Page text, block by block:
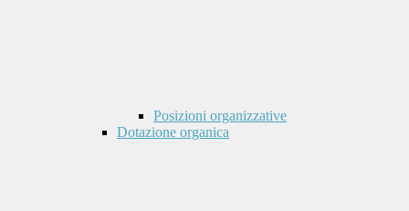
Posizioni organizzative
Dotazione organica